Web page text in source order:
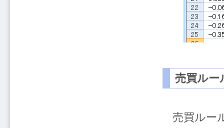
売買ルー
売買ルー